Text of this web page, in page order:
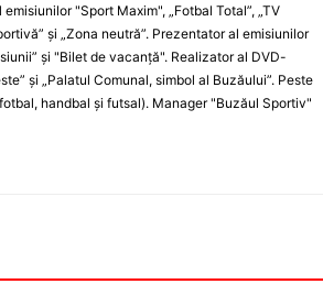
"Sport Maxim", „Fotbal Total”, „TV
şi „Zona neutră”. Prezentator al emisiunilor
şi "Bilet de vacanţă". Realizator al DVD-
şi „Palatul Comunal, simbol al Buzăului”. Peste
handbal şi futsal). Manager "Buzăul Sportiv"